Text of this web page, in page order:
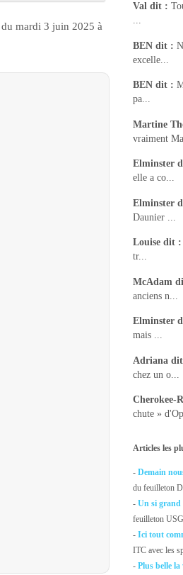
mardi 3 juin 2025 à
Val dit :
...
BEN dit :
excelle...
BEN dit :
pa...
Martine
vraiment
Elminster
elle a co...
Elminster
Daunier ...
Louise dit :
tr...
McAdam
anciens n...
Elminster
mais ...
Adriana
chez un o...
Cherokee-
chute »
Articles les
-Demain
du feuilleton
-Un si grand
feuilleton
-Ici tout
ITC avec les
- Plus belle la